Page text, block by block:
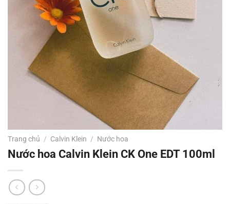
Trang chủ / Calvin Klein / Nước hoa
Nước hoa Calvin Klein CK One EDT 100ml